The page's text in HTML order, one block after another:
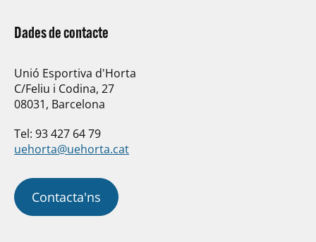
Dades de contacte
Unió Esportiva d'Horta
C/Feliu i Codina, 27
08031, Barcelona
Tel: 93 427 64 79
uehorta@uehorta.cat
Contacta'ns